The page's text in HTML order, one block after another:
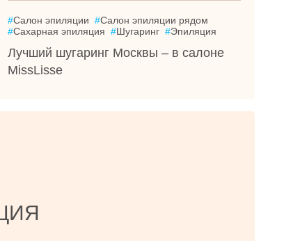
#Салон эпиляции #Салон эпиляции рядом
#Сахарная эпиляция #Шугаринг #Эпиляция
Лучший шугаринг Москвы – в салоне
MissLisse